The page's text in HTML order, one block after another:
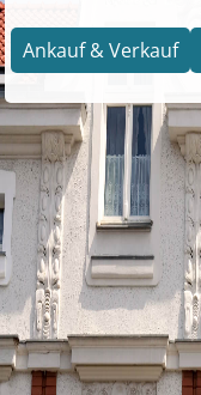
Ankauf & Verkauf